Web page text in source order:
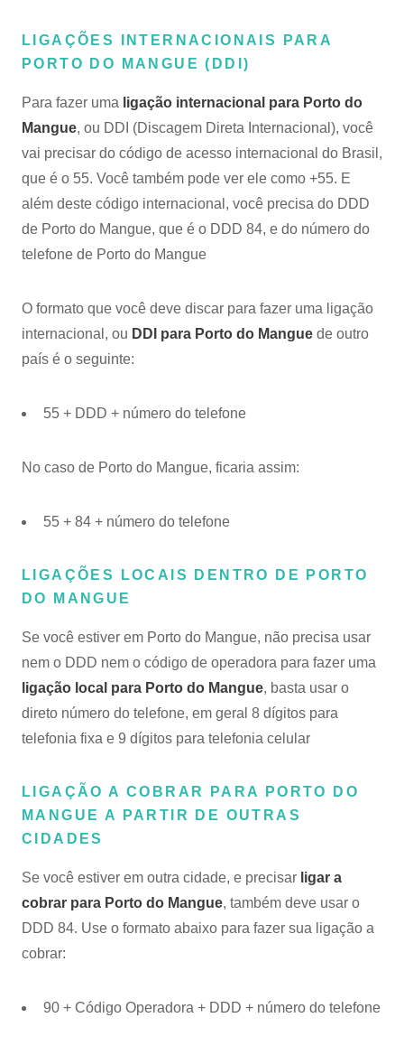
LIGAÇÕES INTERNACIONAIS PARA
PORTO DO MANGUE (DDI)
Para fazer uma ligação internacional para Porto do
Mangue, ou DDI (Discagem Direta Internacional), você
vai precisar do código de acesso internacional do Brasil,
que é o 55. Você também pode ver ele como +55. E
além deste código internacional, você precisa do DDD
de Porto do Mangue, que é o DDD 84, e do número do
telefone de Porto do Mangue
O formato que você deve discar para fazer uma ligação
internacional, ou DDI para Porto do Mangue de outro
país é o seguinte:
55 + DDD + número do telefone
No caso de Porto do Mangue, ficaria assim:
55 + 84 + número do telefone
LIGAÇÕES LOCAIS DENTRO DE PORTO
DO MANGUE
Se você estiver em Porto do Mangue, não precisa usar
nem o DDD nem o código de operadora para fazer uma
ligação local para Porto do Mangue, basta usar o
direto número do telefone, em geral 8 dígitos para
telefonia fixa e 9 dígitos para telefonia celular
LIGAÇÃO A COBRAR PARA PORTO DO
MANGUE A PARTIR DE OUTRAS
CIDADES
Se você estiver em outra cidade, e precisar ligar a
cobrar para Porto do Mangue, também deve usar o
DDD 84. Use o formato abaixo para fazer sua ligação a
cobrar:
90 + Código Operadora + DDD + número do telefone